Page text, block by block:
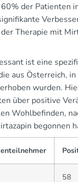
der Patienten
Therapie mit
ist eine
aus Österreich,
wurden.
über positive
Wohlbefinden,
begonnen
58